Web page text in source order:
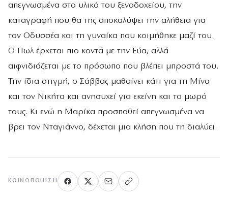
απεγνωσμένα στο υλικό του ξενοδοχείου, την
καταγραφή που θα της αποκαλύψει την αλήθεια για
τον Οδυσσέα και τη γυναίκα που κοιμήθηκε μαζί του.
Ο Πωλ έρχεται πιο κοντά με την Εύα, αλλά
αιφνιδιάζεται με το πρόσωπο που βλέπει μπροστά του.
Την ίδια στιγμή, ο Σάββας μαθαίνει κάτι για τη Μίνα
και τον Νικήτα και ανησυχεί για εκείνη και το μωρό
τους. Κι ενώ η Μαρίκα προσπαθεί απεγνωσμένα να
βρει τον Νταγιάννο, δέχεται μια κλήση που τη διαλύει.
ΚΟΙΝΟΠΟΊΗΣΗ